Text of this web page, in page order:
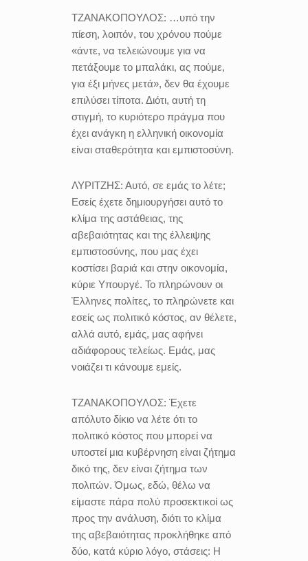
ΤΖΑΝΑΚΟΠΟΥΛΟΣ: …υπό την
πίεση, λοιπόν, του χρόνου πούμε
«άντε, να τελειώνουμε για να
πετάξουμε το μπαλάκι, ας πούμε,
για έξι μήνες μετά», δεν θα έχουμε
επιλύσει τίποτα. Διότι, αυτή τη
στιγμή, το κυριότερο πράγμα που
έχει ανάγκη η ελληνική οικονομία
είναι σταθερότητα και εμπιστοσύνη.
ΛΥΡΙΤΖΗΣ: Αυτό, σε εμάς το λέτε;
Εσείς έχετε δημιουργήσει αυτό το
κλίμα της αστάθειας, της
αβεβαιότητας και της έλλειψης
εμπιστοσύνης, που μας έχει
κοστίσει βαριά και στην οικονομία,
κύριε Υπουργέ. Το πληρώνουν οι
Έλληνες πολίτες, το πληρώνετε και
εσείς ως πολιτικό κόστος, αν θέλετε,
αλλά αυτό, εμάς, μας αφήνει
αδιάφορους τελείως. Εμάς, μας
νοιάζει τι κάνουμε εμείς.
ΤΖΑΝΑΚΟΠΟΥΛΟΣ: Έχετε
απόλυτο δίκιο να λέτε ότι το
πολιτικό κόστος που μπορεί να
υποστεί μια κυβέρνηση είναι ζήτημα
δικό της, δεν είναι ζήτημα των
πολιτών. Όμως, εδώ, θέλω να
είμαστε πάρα πολύ προσεκτικοί ως
προς την ανάλυση, διότι το κλίμα
της αβεβαιότητας προκλήθηκε από
δύο, κατά κύριο λόγο, στάσεις: Η